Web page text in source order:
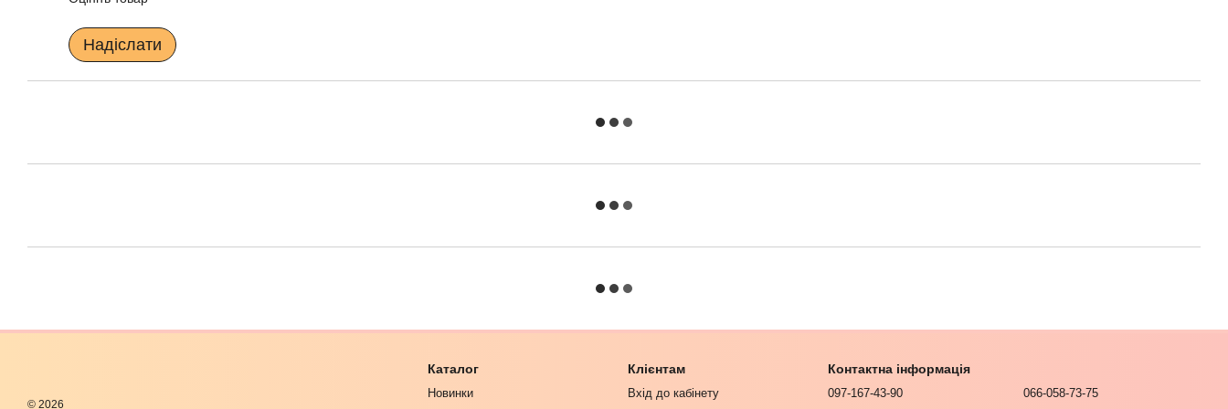
Надіслати
© 2026
Каталог
Новинки
Клієнтам
Вхід до кабінету
Контактна інформація
097-167-43-90 066-058-73-75